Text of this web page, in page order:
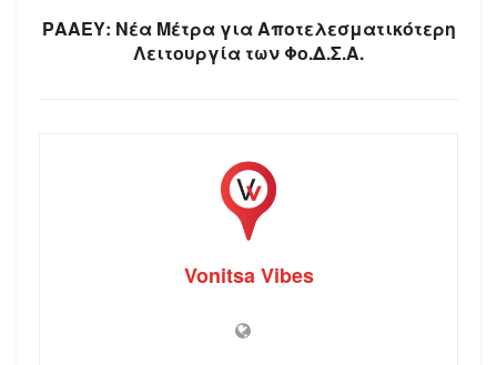
ΡΑΑΕΥ: Νέα Μέτρα για Αποτελεσματικότερη
Λειτουργία των Φο.Δ.Σ.Α.
Vonitsa Vibes